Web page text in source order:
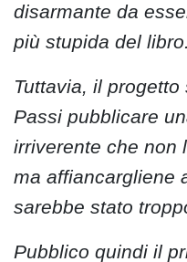
disarmante da
più stupida del libro.
Tuttavia, il
Passi pubblicare
irriverente che non
ma affiancargliene
sarebbe stato
Pubblico quindi il